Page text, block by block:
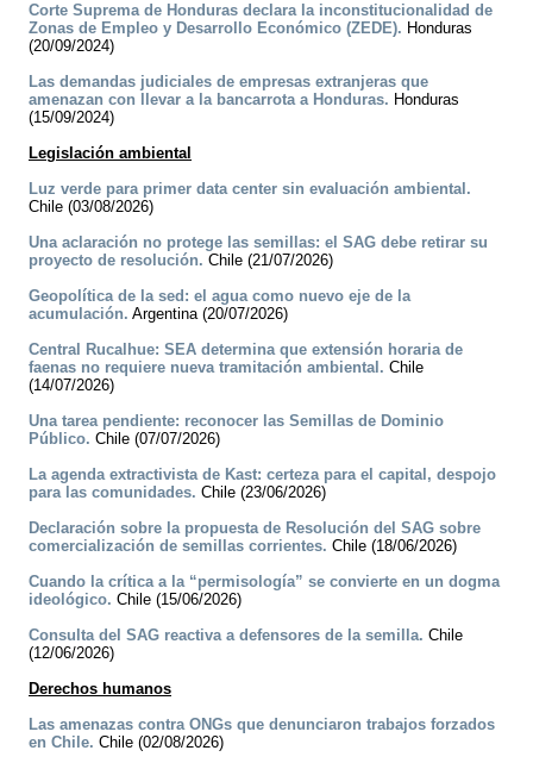
Corte Suprema de Honduras declara la inconstitucionalidad de
Zonas de Empleo y Desarrollo Económico (ZEDE). Honduras
(20/09/2024)
Las demandas judiciales de empresas extranjeras que
amenazan con llevar a la bancarrota a Honduras. Honduras
(15/09/2024)
Legislación ambiental
Luz verde para primer data center sin evaluación ambiental.
Chile (03/08/2026)
Una aclaración no protege las semillas: el SAG debe retirar su
proyecto de resolución. Chile (21/07/2026)
Geopolítica de la sed: el agua como nuevo eje de la
acumulación. Argentina (20/07/2026)
Central Rucalhue: SEA determina que extensión horaria de
faenas no requiere nueva tramitación ambiental. Chile
(14/07/2026)
Una tarea pendiente: reconocer las Semillas de Dominio
Público. Chile (07/07/2026)
La agenda extractivista de Kast: certeza para el capital, despojo
para las comunidades. Chile (23/06/2026)
Declaración sobre la propuesta de Resolución del SAG sobre
comercialización de semillas corrientes. Chile (18/06/2026)
Cuando la crítica a la “permisología” se convierte en un dogma
ideológico. Chile (15/06/2026)
Consulta del SAG reactiva a defensores de la semilla. Chile
(12/06/2026)
Derechos humanos
Las amenazas contra ONGs que denunciaron trabajos forzados
en Chile. Chile (02/08/2026)